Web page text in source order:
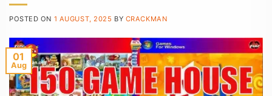
POSTED ON 1 AUGUST, 2025 BY CRACKMAN
01
Aug